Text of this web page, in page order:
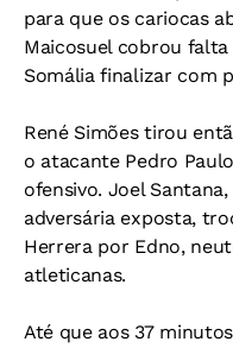
para que os cariocas
Maicosuel cobrou
Somália finalizar com
René Simões tirou
o atacante Pedro
ofensivo. Joel
adversária exposta,
Herrera por Edno,
atleticanas.
Até que aos 37